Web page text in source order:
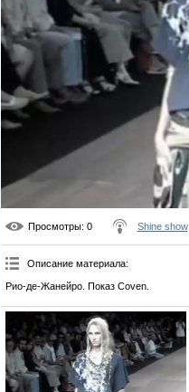
Просмотры: 0 Shine show
Описание материала:
Рио-де-Жанейро. Показ Coven.